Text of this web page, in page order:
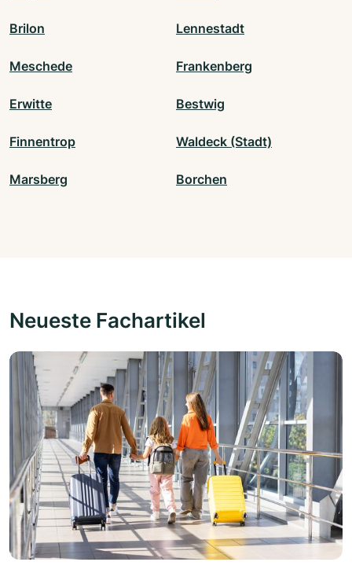
Brilon Lennestadt
Meschede Frankenberg
Erwitte Bestwig
Finnentrop Waldeck (Stadt)
Marsberg Borchen
Neueste Fachartikel